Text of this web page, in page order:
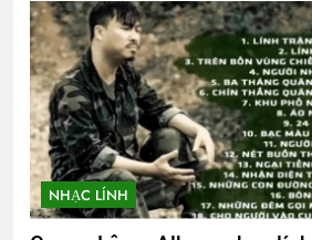
NHẠC LÍNH